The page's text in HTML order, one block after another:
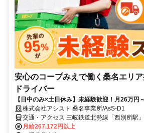
安心のコープみえで働く桑名エリ
ドライバー
【日中のみ×土日休み】未経験歓迎！月26万円
株式会社アシスト 桑名事業所/AsS-D1
交通・アクセス 三岐鉄道北勢線「西別所駅
月給267,172円以上